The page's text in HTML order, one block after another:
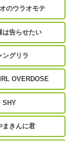
のウラオモテ
は告らせたい
ングリラ
OVERDOSE
SHY
まきんに君